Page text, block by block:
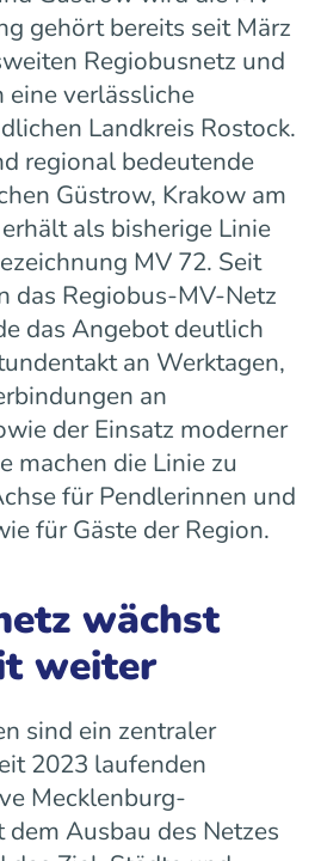
gehört bereits seit März
Regiobusnetz und
eine verlässliche
Landkreis Rostock.
regional bedeutende
Güstrow, Krakow am
als bisherige Linie
MV 72. Seit
das Regiobus-MV-Netz
das Angebot deutlich
an Werktagen,
an
der Einsatz moderner
machen die Linie zu
für Pendlerinnen und
für Gäste der Region.
wächst
weiter
sind ein zentraler
2023 laufenden
Mecklenburg-
Ausbau des Netzes